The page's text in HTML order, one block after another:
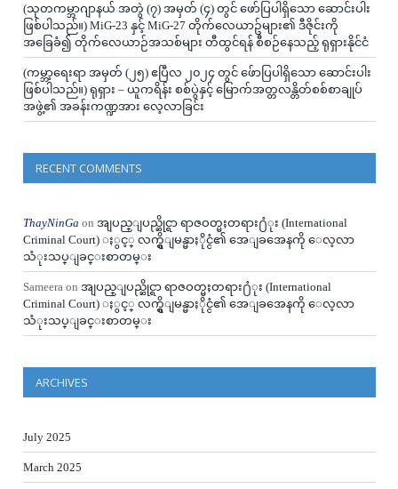
(သုတကမ္ဘာဂျာနယ် အတွဲ (၇) အမှတ် (၄) တွင် ဖော်ပြပါရှိသော ဆောင်းပါး
ဖြစ်ပါသည်။) MiG-23 နှင့် MiG-27 တိုက်လေယာဥ်များ၏ ဒီဇိုင်းကို
အခြေခံ၍ တိုက်လေယာဉ်အသစ်များ တီထွင်ရန် စီစဉ်နေသည့် ရုရှားနိုင်ငံ
(ကမ္ဘာ့ရေးရာ အမှတ် (၂၅) ဧပြီလ ၂၀၂၄ တွင် ဖ်ောပြပါရှိသော ဆောင်းပါး
ဖြစ်ပါသည်။) ရုရှား – ယူကရိန်း စစ်ပွဲနှင့် မြောက်အတ္တလန္တိတ်စစ်စာချုပ်
အဖွဲ့၏ အခန်းကဏ္ဍအား လေ့လာခြင်း
RECENT COMMENTS
ThayNinGa on အျပည္ျပည္ဆိုင္ရာ ရာဇဝတ္မႈတရား႐ံုး (International
Criminal Court) ႏွင့္ လက္ရွိျမန္မာႏိုင္ငံ၏ အေျခအေနကို ေလ့လာ
သံုးသပ္ျခင္းစာတမ္း
Sameera on အျပည္ျပည္ဆိုင္ရာ ရာဇဝတ္မႈတရား႐ံုး (International
Criminal Court) ႏွင့္ လက္ရွိျမန္မာႏိုင္ငံ၏ အေျခအေနကို ေလ့လာ
သံုးသပ္ျခင္းစာတမ္း
ARCHIVES
July 2025
March 2025